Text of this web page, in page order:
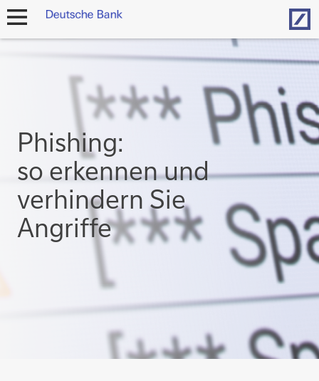
Navigation
Phishing:
so erkennen und
verhindern Sie
Angriffe